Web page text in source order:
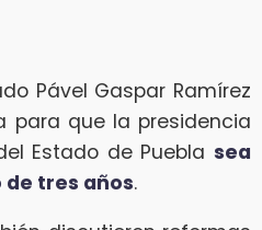
Pável Gaspar Ramírez
para que la presidencia
Estado de Puebla sea
tres años.